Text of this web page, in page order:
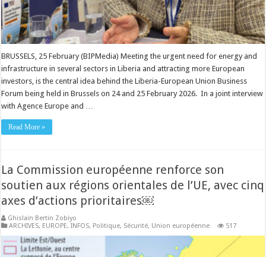
BRUSSELS, 25 February (BIPMedia) Meeting the urgent need for energy and
infrastructure in several sectors in Liberia and attracting more European
investors, is the central idea behind the Liberia-European Union Business
Forum being held in Brussels on 24 and 25 February 2026. In a joint interview
with Agence Europe and …
Read More »
La Commission européenne renforce son
soutien aux régions orientales de l’UE, avec cinq
axes d’actions prioritaires￼
Ghislain Bertin Zobiyo
ARCHIVES, EUROPE,INFOS, Politique, Sécurité, Union européenne 517